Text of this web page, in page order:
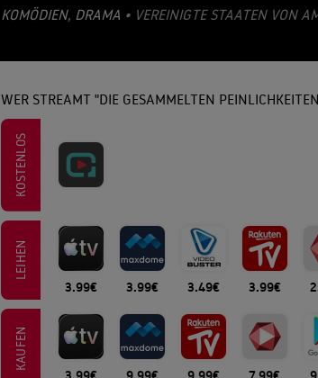
KOMÖDIEN, DRAMA • VEREINIGTE STAATEN VON
WER STREAMT "DIE GESAMMELTEN
KOSTENLOS
LEIHEN
3.99€ 3.99€ 3.49€ 3.99€
KAUFEN